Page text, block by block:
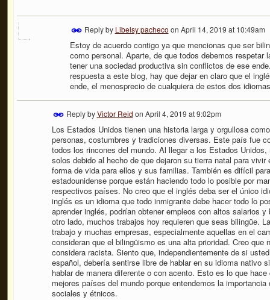
Reply by Libelsy pacheco on April 14, 2019 at 10:49am
Estoy de acuerdo contigo ya que mencionas que ser
como personal. Aparte, de que todos debemos
tener una sociedad productiva sin conflictos de ese
respuesta a este blog, hay que dejar en claro que el
ende, el menosprecio de cualquiera de estos dos
Reply byVictor Reid on April 4, 2019 at 9:02pm
Los Estados Unidos tienen una historia larga y orgullosa
personas, costumbres y tradiciones diversas. Este país fue
todos los rincones del mundo. Al llegar a los Estados
solos debido al hecho de que dejaron su tierra natal para
forma de vida para ellos y sus familias. También es difícil
estadounidense porque están haciendo todo lo posible por
respectivos países. No creo que el inglés deba ser el único
inglés es un idioma que todo inmigrante debe hacer todo lo
aprender inglés, podrían obtener empleos con altos salarios
otro lado, muchos trabajos hoy requieren que seas bilingüe.
trabajo y muchas empresas, especialmente aquellas en el
consideran que el bilingüismo es una alta prioridad. Creo que
considera racista. Siento que, independientemente de si
español, debería sentirse libre de hablar en su idioma nativo
hablar de manera diferente o con acento. Esto es lo que
mejores países del mundo porque entendemos la
sociales y étnicos.